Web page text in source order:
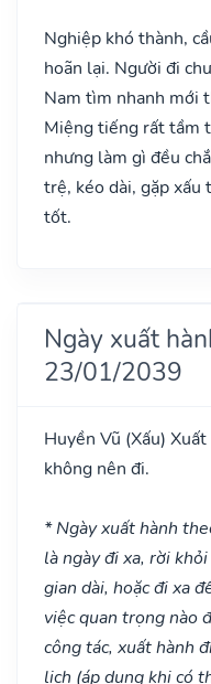
Nghiệp khó thành,
hoãn lại. Người đi
Nam tìm nhanh mới
Miệng tiếng rất tầm
nhưng làm gì đều
trệ, kéo dài, gặp
tốt.
Ngày xuất
23/01/2039
Huyền Vũ (Xấu) Xuất
không nên đi.
* Ngày xuất hành
là ngày đi xa, rời
gian dài, hoặc đi xa
việc quan trọng nào
công tác, xuất hành
lịch (áp dụng khi có